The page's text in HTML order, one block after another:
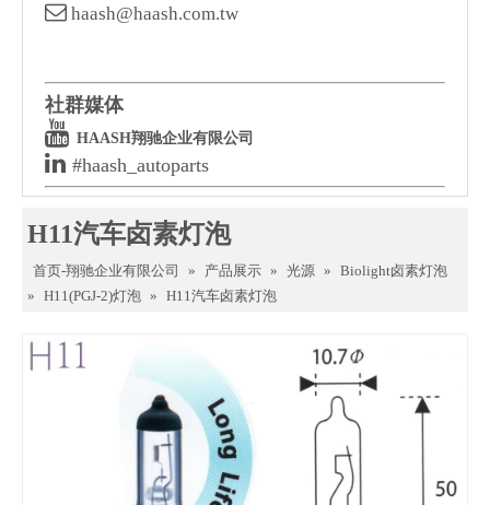
 haash@haash.com.tw
社群媒体
 HAASH翔驰企业有限公司
 #haash_autoparts
H11汽车卤素灯泡
首页-翔驰企业有限公司 » 产品展示 » 光源 » Biolight卤素灯泡
» H11(PGJ-2)灯泡 » H11汽车卤素灯泡